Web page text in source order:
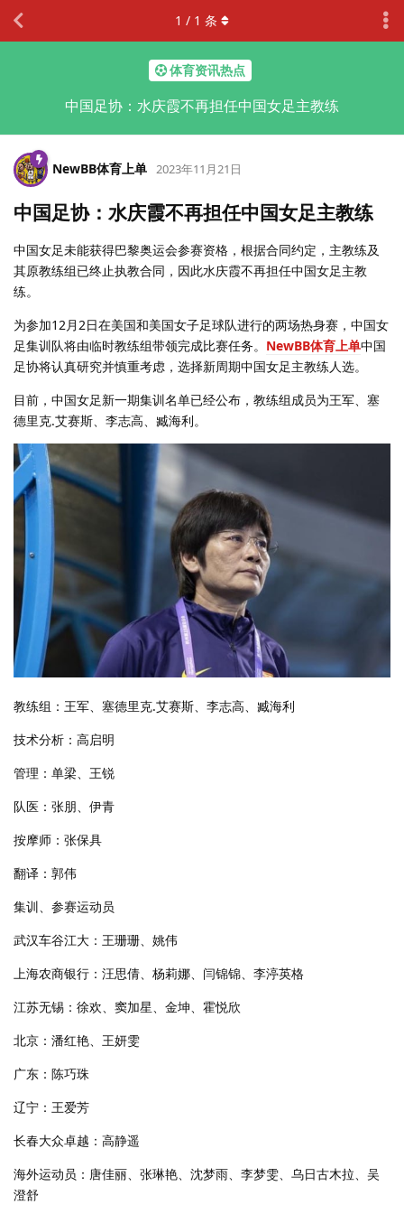
体育资讯热点
中国足协：水庆霞不再担任中国女足主教练
1 / 1 条
NewBB体育上单 2023年11月21日
中国足协：水庆霞不再担任中国女足主教练
中国女足未能获得巴黎奥运会参赛资格，根据合同约定，主教练及
其原教练组已终止执教合同，因此水庆霞不再担任中国女足主教
练。
为参加12月2日在美国和美国女子足球队进行的两场热身赛，中国女
足集训队将由临时教练组带领完成比赛任务。 NewBB体育上单中国
足协将认真研究并慎重考虑，选择新周期中国女足主教练人选。
目前，中国女足新一期集训名单已经公布，教练组成员为王军、塞
德里克.艾赛斯、李志高、臧海利。
教练组：王军、塞德里克.艾赛斯、李志高、臧海利
技术分析：高启明
管理：单梁、王锐
队医：张朋、伊青
按摩师：张保具
翻译：郭伟
集训、参赛运动员
武汉车谷江大：王珊珊、姚伟
上海农商银行：汪思倩、杨莉娜、闫锦锦、李渟英格
江苏无锡：徐欢、窦加星、金坤、霍悦欣
北京：潘红艳、王妍雯
广东：陈巧珠
辽宁：王爱芳
长春大众卓越：高静遥
海外运动员：唐佳丽、张琳艳、沈梦雨、李梦雯、乌日古木拉、吴
澄舒